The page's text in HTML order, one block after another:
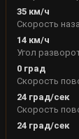
35км/ч
Скорость
14км/ч
Угол
0град
Скорость
24град/сек
Скорость
24град/сек